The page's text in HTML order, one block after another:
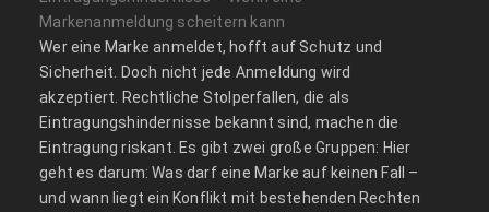
Markenanmeldung scheitern kann
Wer eine Marke anmeldet, hofft auf Schutz und
Sicherheit. Doch nicht jede Anmeldung wird
akzeptiert. Rechtliche Stolperfallen, die als
Eintragungshindernisse bekannt sind, machen die
Eintragung riskant. Es gibt zwei große Gruppen: Hier
geht es darum: Was darf eine Marke auf keinen Fall –
und wann liegt ein Konflikt mit bestehenden Rechten